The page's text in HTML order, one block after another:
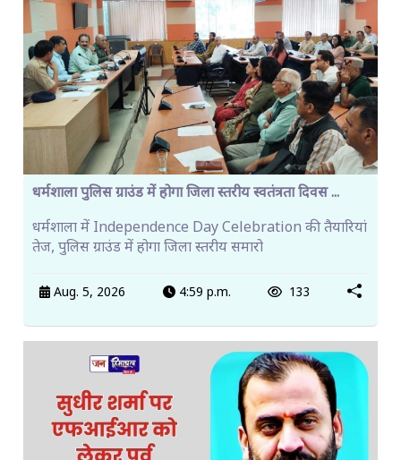
धर्मशाला पुलिस ग्राउंड में होगा जिला स्तरीय स्वतंत्रता दिवस ...
धर्मशाला में Independence Day Celebration की तैयारियां
तेज, पुलिस ग्राउंड में होगा जिला स्तरीय समारो
Aug. 5, 2026 4:59 p.m. 133